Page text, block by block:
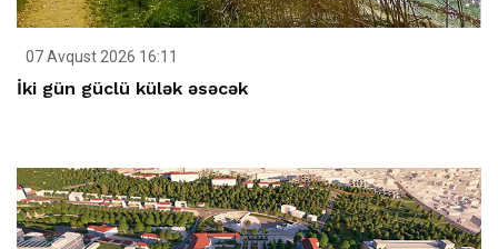
07 Avqust 2026 16:11
İki gün güclü külək əsəcək